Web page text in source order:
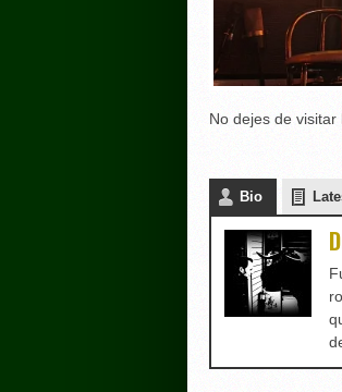
No dejes de visitar
Bio